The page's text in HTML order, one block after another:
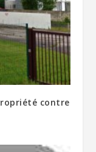
contre